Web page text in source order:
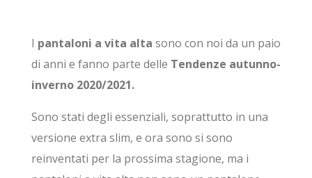
I pantaloni a vita alta sono con noi da un paio
di anni e fanno parte delle Tendenze autunno-
inverno 2020/2021.
Sono stati degli essenziali, soprattutto in una
versione extra slim, e ora sono si sono
reinventati per la prossima stagione, ma i